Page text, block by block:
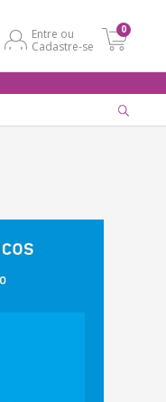
Entre ou
Cadastre-se
0